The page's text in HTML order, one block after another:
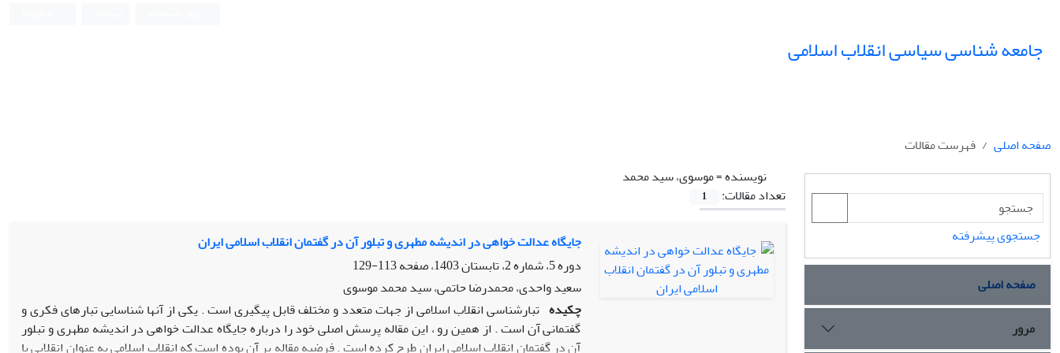
جامعه شناسی سیاسی انقلاب اسلامی
صفحه اصلی
فهرست مقالات
نویسنده =موسوی، سید محمد
تعداد مقالات:
1
جایگاه عدالت خواهی در اندیشه مطهری و تبلور آن در گفتمان انقلاب اسلامی ایران
دوره 5، شماره 2، تابستان 1403، صفحه
113-129
سعید واحدی، محمدرضا حاتمی، سید محمد موسوی
چکیده تبارشناسی انقلاب اسلامی از جهات متعدد و مختلف قابل پیگیری است . یکی از آنها شناسایی تبارهای فکری و
گفتمانی آن است . از همین رو ، این مقاله پرسش اصلی خود را درباره جایگاه عدالت خواهی در اندیشه مطهری و تبلور
آن در گفتمان انقلاب اسلامی ایران طرح کرده است . فرضیه مقاله بر آن بوده است که انقلاب اسلامی به عنوان انقلابی با
جستجوی پیشرفته
صفحه اصلی
مرور